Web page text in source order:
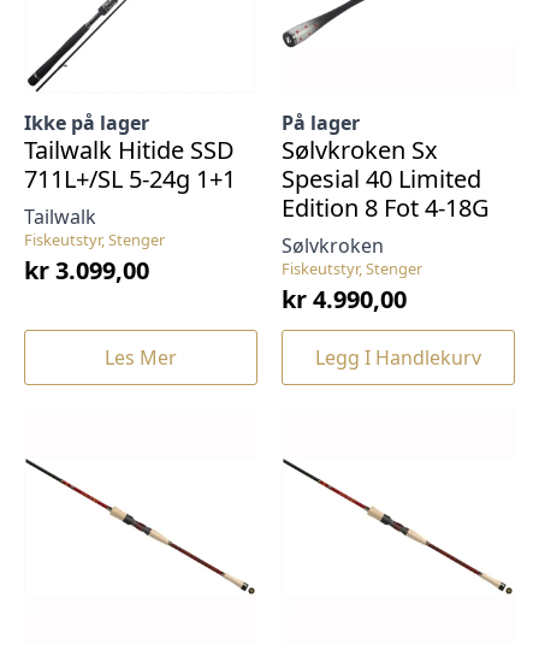
Fiskeutstyr, Stenger
Tailwalk
Ikke på lager
Tailwalk Hitide SSD
711L+/SL 5-24g 1+1
kr3.099,00
Les Mer
Fiskeutstyr, Stenger
Sølvkroken
På lager
Sølvkroken Sx
Spesial 40 Limited
Edition 8 Fot 4-18G
kr4.990,00
Legg I Handlekurv